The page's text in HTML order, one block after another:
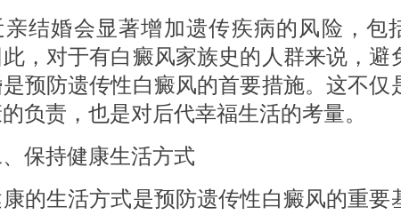
婚会显著增加遗传疾病的风险，包
，对于有白癜风家族史的人群来说，避
预防遗传性白癜风的首要措施。这不仅
负责，也是对后代幸福生活的考量。
持健康生活方式
生活方式是预防遗传性白癜风的重要